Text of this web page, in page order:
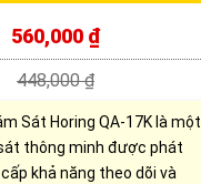
560,000 ₫
448,000 ₫
Sát Horing QA-17K là một
thông minh được phát
khả năng theo dõi và